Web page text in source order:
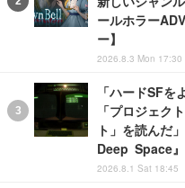
ールホラー
ー】
2026.8.3 Mon 17:30
「ハードSFを
「プロジェク
ト」を読んだ
Deep Space』
2026.8.1 Sat 18:45